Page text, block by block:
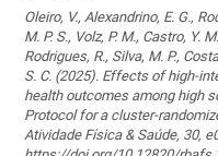
Oleiro, V., Alexandrino, E. G.,
M. P. S., Volz, P. M., Castro, Y.
Rodrigues, R., Silva, M. P.,
S. C. (2025). Effects of high-
health outcomes among high
Protocol for a cluster-
Atividade Física & Saúde, 30,